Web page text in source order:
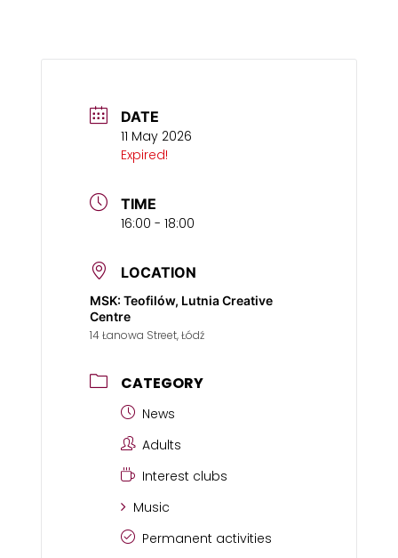
DATE
11 May 2026
Expired!
TIME
16:00 - 18:00
LOCATION
MSK: Teofilów, Lutnia Creative
Centre
14 Łanowa Street, Łódź
CATEGORY
News
Adults
Interest clubs
Music
Permanent activities